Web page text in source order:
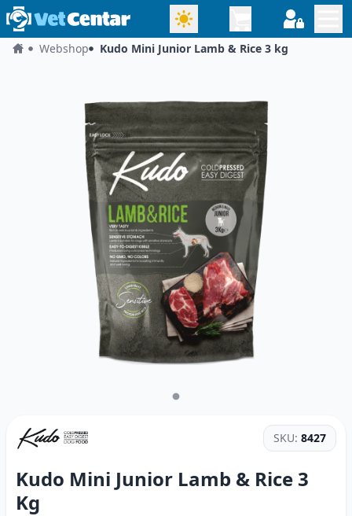
Webshop Kudo Mini Junior Lamb & Rice 3 kg
SKU: 8427
Kudo Mini Junior Lamb & Rice 3
Kg